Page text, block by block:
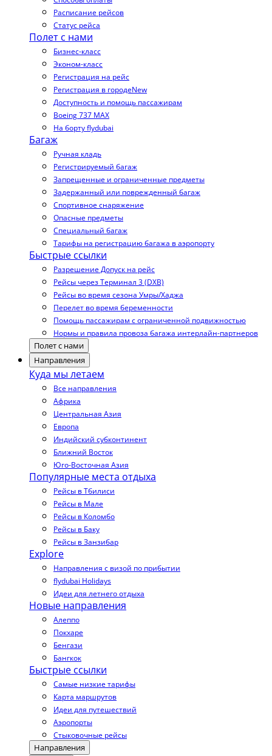
Расписание рейсов
Статус рейса
Полет с нами
Бизнес-класс
Эконом-класс
Регистрация на рейс
Регистрация в городеNew
Доступность и помощь пассажирам
Boeing 737 MAX
На борту flydubai
Багаж
Ручная кладь
Регистрируемый багаж
Запрещенные и ограниченные предметы
Задержанный или поврежденный багаж
Спортивное снаряжение
Опасные предметы
Специальный багаж
Тарифы на регистрацию багажа в аэропорту
Быстрые ссылки
Разрешение Допуск на рейс
Рейсы через Терминал 3 (DXB)
Рейсы во время сезона Умры/Хаджа
Перелет во время беременности
Помощь пассажирам с ограниченной подвижностью
Нормы и правила провоза багажа интерлайн-партнеров
Полет с нами
Направления
Куда мы летаем
Все направления
Африка
Центральная Азия
Европа
Индийский субконтинент
Ближний Восток
Юго-Восточная Азия
Популярные места отдыха
Рейсы в Тбилиси
Рейсы в Мале
Рейсы в Коломбо
Рейсы в Баку
Рейсы в Занзибар
Explore
Направления с визой по прибытии
flydubai Holidays
Идеи для летнего отдыха
Новые направления
Алеппо
Покхаре
Бенгази
Бангкок
Быстрые ссылки
Самые низкие тарифы
Карта маршрутов
Идеи для путешествий
Аэропорты
Стыковочные рейсы
Направления